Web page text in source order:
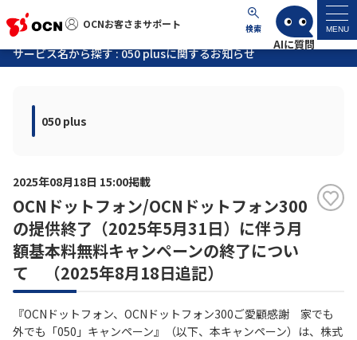
OCNお客さまサポート 検索 MENU
OCNお客さまサポート
マイページ
サポートトップ
よくあるご質問
工事・故障情報
サービス名から探す : 050 plusに関するお知らせ
050 plus
2025年08月18日 15:00掲載
OCNドットフォン/OCNドットフォン300
の提供終了（2025年5月31日）に伴う月
額基本料無料キャンペーンの終了につい
て （2025年8月18日追記）
『OCNドットフォン、OCNドットフォン300ご愛顧感謝 家でも
外でも「050」キャンペーン』（以下、本キャンペーン）は、株式